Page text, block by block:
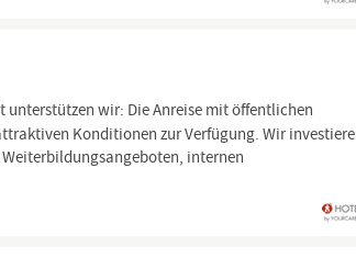
unterstützen wir: Die Anreise mit öffentlichen
Konditionen zur Verfügung. Wir
internen